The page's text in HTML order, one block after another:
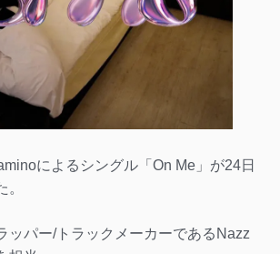
によるシングル「On Me」が24日
ッパー/トラックメーカーであるNazz